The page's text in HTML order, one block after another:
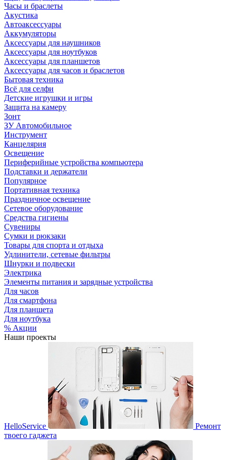
Часы и браслеты
Акустика
Автоаксессуары
Аккумуляторы
Аксессуары для наушников
Аксессуары для ноутбуков
Аксессуары для планшетов
Аксессуары для часов и браслетов
Бытовая техника
Всё для селфи
Детские игрушки и игры
Защита на камеру
Зонт
ЗУ Автомобильное
Инструмент
Канцелярия
Освещение
Периферийные устройства компьютера
Подставки и держатели
Популярное
Портативная техника
Праздничное освещение
Сетевое оборудование
Средства гигиены
Сувениры
Сумки и рюкзаки
Товары для спорта и отдыха
Удлинители, сетевые фильтры
Шнурки и подвески
Электрика
Элементы питания и зарядные устройства
Для часов
Для смартфона
Для планшета
Для ноутбука
% Акции
Наши проекты
HelloService
Ремонт
твоего гаджета